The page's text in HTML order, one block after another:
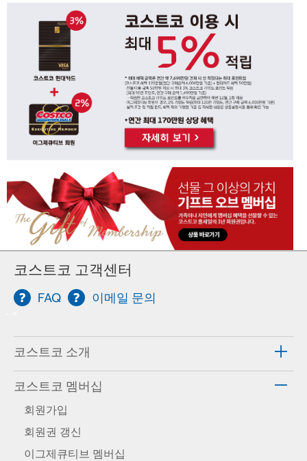
코스트코 고객센터
FAQ 이메일 문의
코스트코 소개
코스트코 멤버십
회원가입
회원권 갱신
이그제큐티브 멤버십